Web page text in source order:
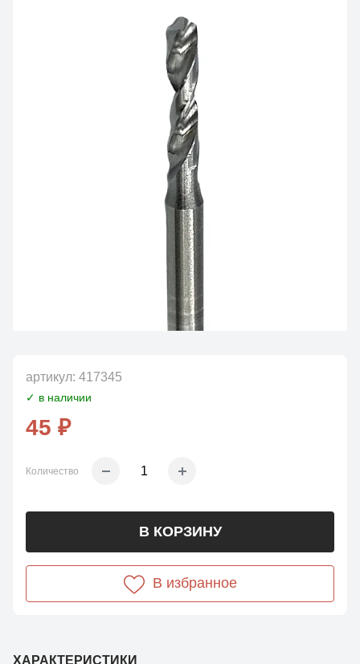
ХАРАКТЕРИСТИКИ
артикул: 417345
✓ в наличии
45 ₽
Количество
В КОРЗИНУ
В избранное